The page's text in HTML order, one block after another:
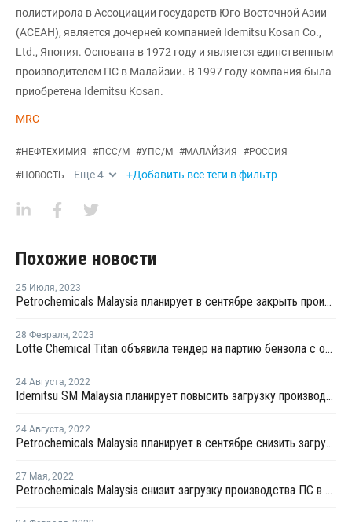
полистирола в Ассоциации государств Юго-Восточной Азии
(АСЕАН), является дочерней компанией Idemitsu Kosan Co.,
Ltd., Япония. Основана в 1972 году и является единственным
производителем ПС в Малайзии. В 1997 году компания была
приобретена Idemitsu Kosan.
MRC
#НЕФТЕХИМИЯ #ПСС/М #УПС/М #МАЛАЙЗИЯ #РОССИЯ
#НОВОСТЬ Еще4 +Добавить все теги в фильтр
Похожие новости
25 Июля, 2023
Petrochemicals Malaysia планирует в сентябре закрыть производство ПС в Малайзии на ремонт
28 Февраля, 2023
Lotte Chemical Titan объявила тендер на партию бензола с отгрузкой во второй половине мая
24 Августа, 2022
Idemitsu SM Malaysia планирует повысить загрузку производства стирола в Малайзии до 100%
24 Августа, 2022
Petrochemicals Malaysia планирует в сентябре снизить загрузку производства ПС в Малайзии
27 Мая, 2022
Petrochemicals Malaysia снизит загрузку производства ПС в Малайзии